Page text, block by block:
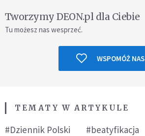
Tworzymy DEON.pl dla Ciebie
Tu możesz nas wesprzeć.
WSPOMÓŻ NAS
TEMATY W ARTYKULE
#Dziennik Polski #beatyfikacja